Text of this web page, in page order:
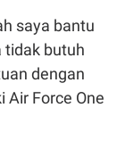
saya bantu
tidak butuh
dengan
Air Force One